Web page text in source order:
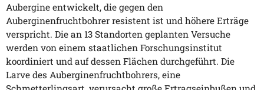
Aubergine entwickelt, die gegen den
Auberginenfruchtbohrer resistent ist und höhere Erträge
verspricht. Die an 13 Standorten geplanten Versuche
werden von einem staatlichen Forschungsinstitut
koordiniert und auf dessen Flächen durchgeführt. Die
Larve des Auberginenfruchtbohrers, eine